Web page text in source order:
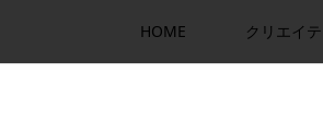
HOME クリエイ